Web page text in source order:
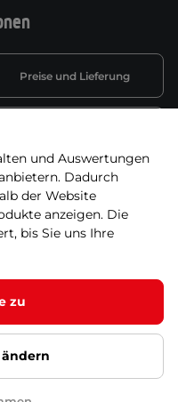
Preise und Lieferung
Batterieentsorgung
Widerruf erklären
Google
und Auswertungen
Dadurch
der Website
anzeigen. Die
bis Sie uns Ihre
zu